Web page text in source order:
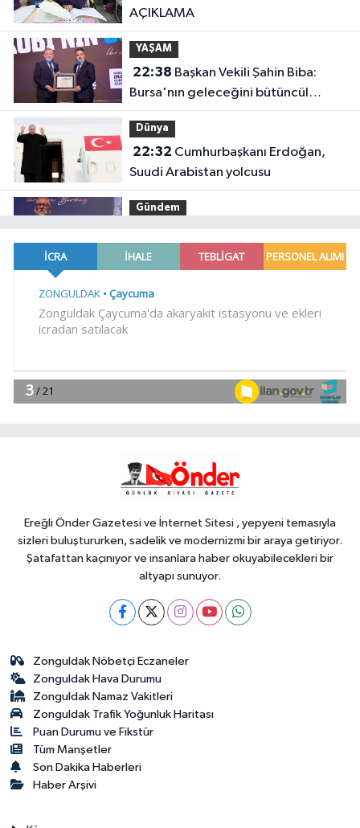
AÇIKLAMA
YAŞAM
22:38
Bursa'nın geleceğini bütüncül
anlayışla planlıyoruz
Dünya
22:32
Suudi Arabistan yolcusu
Gündem
OSB tanıtıldı... Bursa'nın kalkınma
yolculuğunda yeni dönem
20:55Kocaeli Darıca'ya
19:02
gemi
Ereğli Önder Gazetesi ve İnternet Sitesi , yepyeni temasıyla
sizleri buluştururken, sadelik ve modernizmi bir araya getiriyor.
Şatafattan kaçınıyor ve insanlara haber okuyabilecekleri bir
altyapı sunuyor.
Zonguldak Nöbetçi Eczaneler
Zonguldak Hava Durumu
Zonguldak Namaz Vakitleri
Zonguldak Trafik Yoğunluk Haritası
Puan Durumu ve Fikstür
Tüm Manşetler
Son Dakika Haberleri
Haber Arşivi